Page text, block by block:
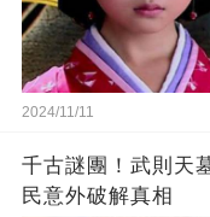
2024/11/11
千古謎團！武則天
民意外破解真相